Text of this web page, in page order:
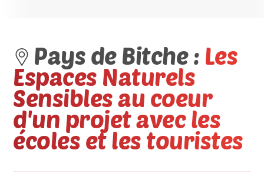
Pays de Bitche : Les
Espaces Naturels
Sensibles au coeur
d'un projet avec les
écoles et les touristes